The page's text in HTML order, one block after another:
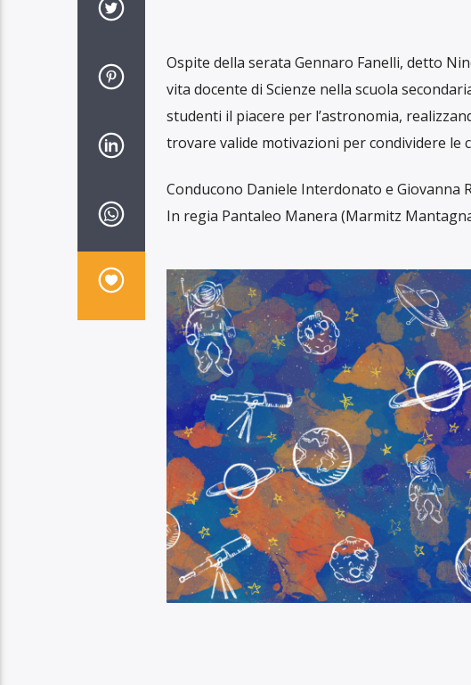
Ospite della serata Gennaro Fanelli, detto
vita docente di Scienze nella scuola
studenti il piacere per l’astronomia,
trovare valide motivazioni per condividere le
Conducono Daniele Interdonato e Giovanna
In regia Pantaleo Manera (Marmitz